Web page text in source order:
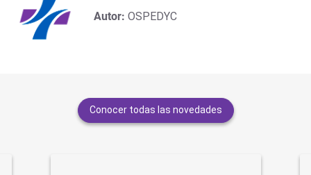
Autor: OSPEDYC
Conocer todas las novedades